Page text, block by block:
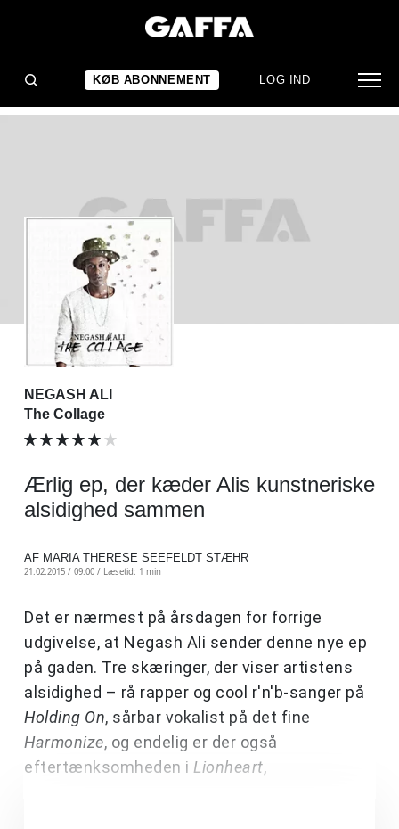
KØB ABONNEMENT LOG IND
ALBUMANMELDELSE
Negash Ali: The Collage
NEGASH ALI
The Collage
Ærlig ep, der kæder Alis kunstneriske
alsidighed sammen
AF MARIA THERESE SEEFELDT STÆHR
21.02.2015 / 09:00 / Læsetid: 1 min
Det er nærmest på årsdagen for forrige
udgivelse, at Negash Ali sender denne nye ep
på gaden. Tre skæringer, der viser artistens
alsidighed – rå rapper og cool r'n'b-sanger på
Holding On, sårbar vokalist på det fine
Harmonize, og endelig er der også
eftertænksomheden i Lionheart,